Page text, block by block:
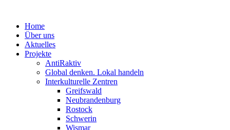
Home
Über uns
Aktuelles
Projekte
AntiRaktiv
Global denken. Lokal handeln
Interkulturelle Zentren
Greifswald
Neubrandenburg
Rostock
Schwerin
Wismar